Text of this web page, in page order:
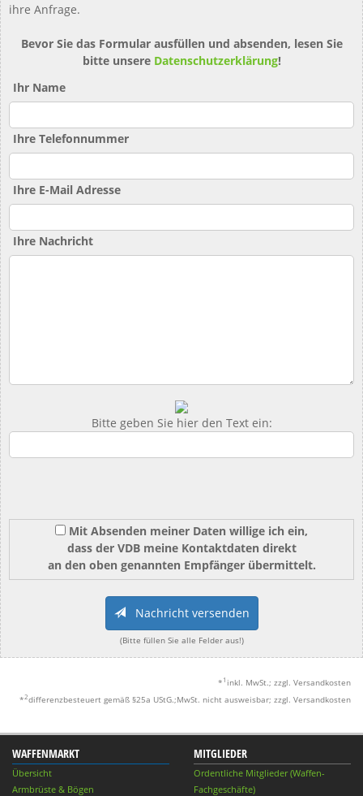
ihre Anfrage.
Bevor Sie das Formular ausfüllen und absenden, lesen Sie
bitte unsere Datenschutzerklärung!
Ihr Name
Ihre Telefonnummer
Ihre E-Mail Adresse
Ihre Nachricht
Bitte geben Sie hier den Text ein:
Mit Absenden meiner Daten willige ich ein,
dass der VDB meine Kontaktdaten direkt
an den oben genannten Empfänger übermittelt.
Nachricht versenden
(Bitte füllen Sie alle Felder aus!)
* 1 inkl. MwSt.; zzgl. Versandkosten
*2differenzbesteuert gemäß §25a UStG.;MwSt. nicht ausweisbar; zzgl. Versandkosten
WAFFENMARKT
Übersicht
Armbrüste & Bögen
MITGLIEDER
Ordentliche Mitglieder (Waffen-
Fachgeschäfte)